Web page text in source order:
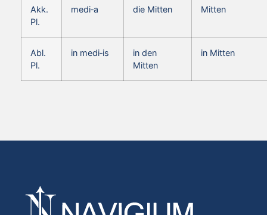
Akk.
Pl.
medi‑a die Mitten Mitten
Abl.
Pl.
in medi‑is
in den
Mitten
in Mitten